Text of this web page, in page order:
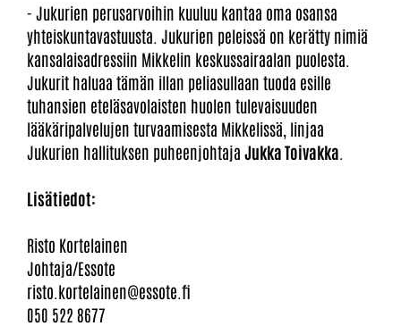
- Jukurien perusarvoihin kuuluu kantaa oma osansa
yhteiskuntavastuusta. Jukurien peleissä on kerätty nimiä
kansalaisadressiin Mikkelin keskussairaalan puolesta.
Jukurit haluaa tämän illan peliasullaan tuoda esille
tuhansien eteläsavolaisten huolen tulevaisuuden
lääkäripalvelujen turvaamisesta Mikkelissä, linjaa
Jukurien hallituksen puheenjohtaja Jukka Toivakka
Lisätiedot:
Risto Kortelainen
Johtaja/Essote
risto.kortelainen@essote.fi
050 522 8677